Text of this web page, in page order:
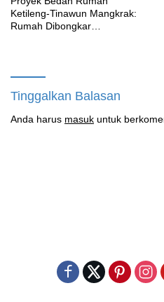
Ketileng-Tinawun Mangkrak:
Rumah Dibongkar
Tinggalkan Balasan
Anda harus masuk untuk